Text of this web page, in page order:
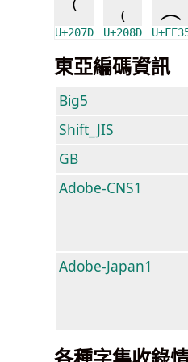
⁽
U+207D
₍
U+208D
︵
東亞編碼資訊
Big5
Shift_JIS
GB
Adobe-CNS1
Adobe-Japan1